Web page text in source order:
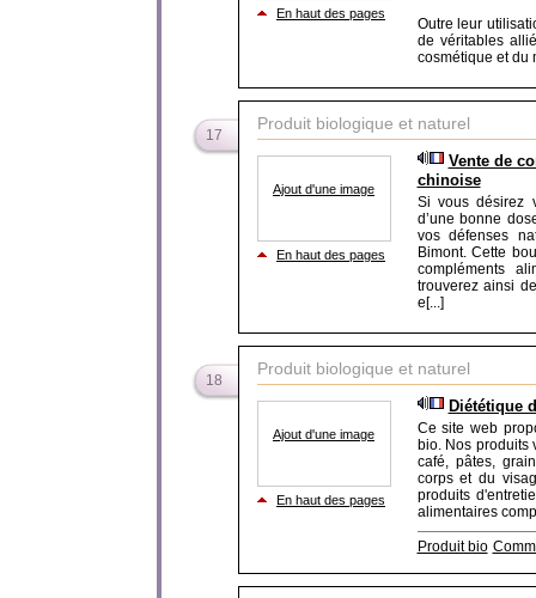
En haut des pages
Outre leur
de véritables
cosmétique et du
17
Produit biologique et naturel
Ajout d'une image
En haut des pages
Vente de
chinoise
Si vous désirez
d’une bonne
vos défenses
Bimont. Cette
compléments
trouverez ainsi
e[...]
18
Produit biologique et naturel
Ajout d'une image
En haut des pages
Diététique
Ce site web
bio. Nos produits
café, pâtes,
corps et du
produits
alimentaires
Produit bio